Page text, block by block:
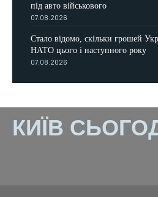
під авто військового
07.08.2026
Стало відомо, скільки грошей
НАТО цього і наступного року
07.08.2026
КИЇВ